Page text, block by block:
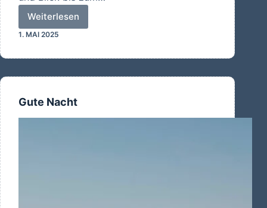
Weiterlesen
Von
der
Traunsee
1. MAI 2025
Gute Nacht